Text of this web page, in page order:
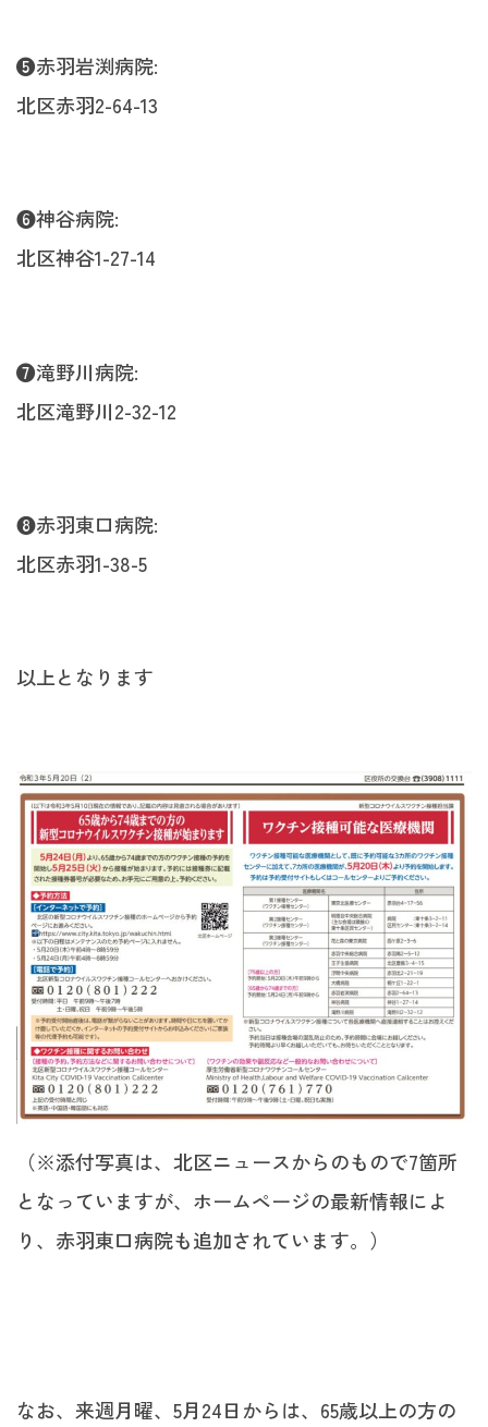
❺赤羽岩渕病院:
北区赤羽2-64-13
❻神谷病院:
北区神谷1-27-14
❼滝野川病院:
北区滝野川2-32-12
❽赤羽東口病院:
北区赤羽1-38-5
以上となります
（※添付写真は、北区ニュースからのもので7箇所
となっていますが、ホームページの最新情報によ
り、赤羽東口病院も追加されています。）
なお、来週月曜、5月24日からは、65歳以上の方の